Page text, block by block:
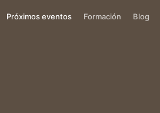
Próximos eventos Formación Blog